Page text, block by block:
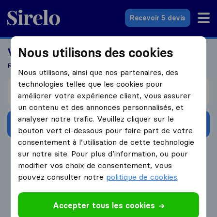
Sirelo.fr
Recevoir 5 devis
Vous recherchez un déménageur?
Recevez 5 devis en seulement 3 étapes
Je déménage de
Obtenir devis gratuits
4.3 793 Avis Google
Nous utilisons des cookies
Nous utilisons, ainsi que nos partenaires, des
technologies telles que les cookies pour
améliorer votre expérience client, vous assurer
un contenu et des annonces personnalisés, et
analyser notre trafic. Veuillez cliquer sur le
bouton vert ci-dessous pour faire part de votre
consentement à l’utilisation de cette technologie
sur notre site. Pour plus d’information, ou pour
modifier vos choix de consentement, vous
pouvez consulter notre politique de cookies.
Accepter tous les cookies